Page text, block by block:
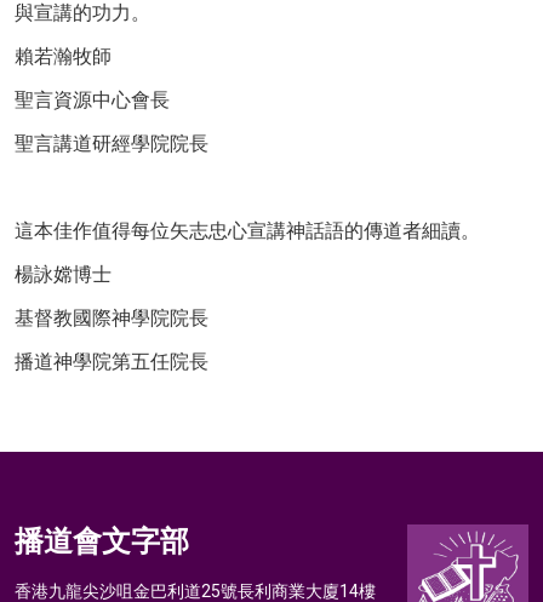
與宣講的功力。
賴若瀚牧師
聖言資源中心會長
聖言講道研經學院院長
這本佳作值得每位矢志忠心宣講神話語的傳道者細讀。
楊詠嫦博士
基督教國際神學院院長
播道神學院第五任院長
播道會文字部
香港九龍尖沙咀金巴利道25號長利商業大廈14樓